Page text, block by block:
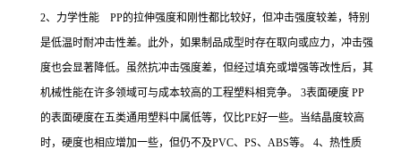
2、力学性能 PP的拉伸强度和刚性都比较好，但冲击强度较差，特别
是低温时耐冲击性差。此外，如果制品成型时存在取向或应力，冲击强
度也会显著降低。虽然抗冲击强度差，但经过填充或增强等改性后，其
机械性能在许多领域可与成本较高的工程塑料相竞争。 3表面硬度 PP
的表面硬度在五类通用塑料中属低等，仅比PE好一些。当结晶度较高
时，硬度也相应增加一些，但仍不及PVC、PS、ABS等。 4、热性质